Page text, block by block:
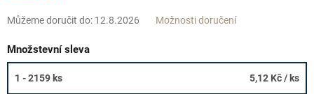
Můžeme doručit do: 12.8.2026 Možnosti doručení
Množstevní sleva
1 - 2159 ks 5,12 Kč/ ks